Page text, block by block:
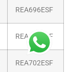
REA696ESF
REA699ESF
REA702ESF